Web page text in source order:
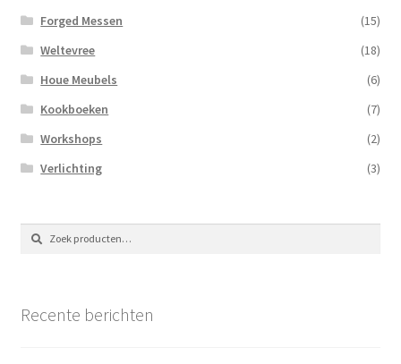
Forged Messen
(15)
Weltevree
(18)
Houe Meubels
(6)
Kookboeken
(7)
Workshops
(2)
Verlichting
(3)
Zoeken
naar:
Zoeken
Recente berichten